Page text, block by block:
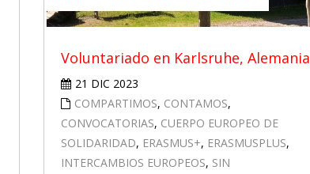
Voluntariado en Karlsruhe, Alemania
21 DIC 2023
COMPARTIMOS, CONTAMOS,
CONVOCATORIAS, CUERPO EUROPEO DE
SOLIDARIDAD, ERASMUS+, ERASMUSPLUS,
INTERCAMBIOS EUROPEOS, SIN